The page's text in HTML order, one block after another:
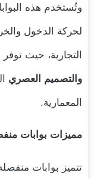
وتُستخدم هذه
لحركة الدخول
التجارية، حيث توفر
والتصميم العصري
المعمارية.
مميزات بوابات
تتميز بوابات